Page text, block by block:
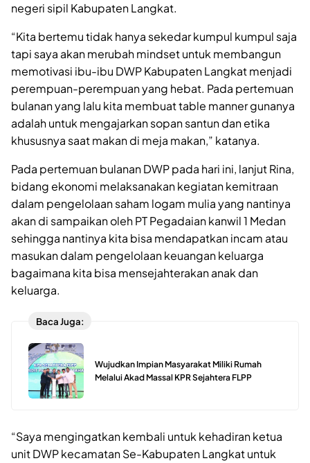
negeri sipil Kabupaten Langkat.
“Kita bertemu tidak hanya sekedar kumpul kumpul saja
tapi saya akan merubah mindset untuk membangun
memotivasi ibu-ibu DWP Kabupaten Langkat menjadi
perempuan-perempuan yang hebat. Pada pertemuan
bulanan yang lalu kita membuat table manner gunanya
adalah untuk mengajarkan sopan santun dan etika
khususnya saat makan di meja makan,” katanya.
Pada pertemuan bulanan DWP pada hari ini, lanjut Rina,
bidang ekonomi melaksanakan kegiatan kemitraan
dalam pengelolaan saham logam mulia yang nantinya
akan di sampaikan oleh PT Pegadaian kanwil 1 Medan
sehingga nantinya kita bisa mendapatkan incam atau
masukan dalam pengelolaan keuangan keluarga
bagaimana kita bisa mensejahterakan anak dan
keluarga.
Baca Juga:
Wujudkan Impian Masyarakat Miliki Rumah
Melalui Akad Massal KPR Sejahtera FLPP
“Saya mengingatkan kembali untuk kehadiran ketua
unit DWP kecamatan Se-Kabupaten Langkat untuk